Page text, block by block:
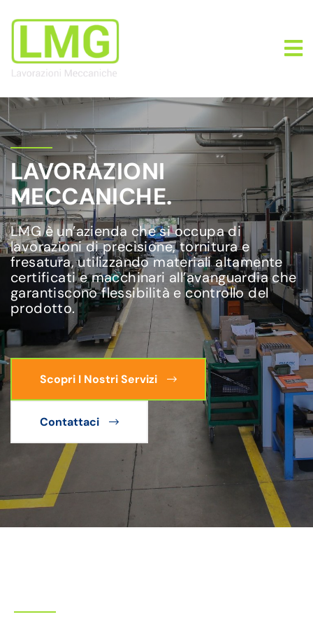
LAVORAZIONI
MECCANICHE.
LMG è un’azienda che si occupa di
lavorazioni di precisione, tornitura e
fresatura, utilizzando materiali altamente
certificati e macchinari all’avanguardia che
garantiscono flessibilità e controllo del
prodotto.
Scopri I Nostri Servizi
Contattaci